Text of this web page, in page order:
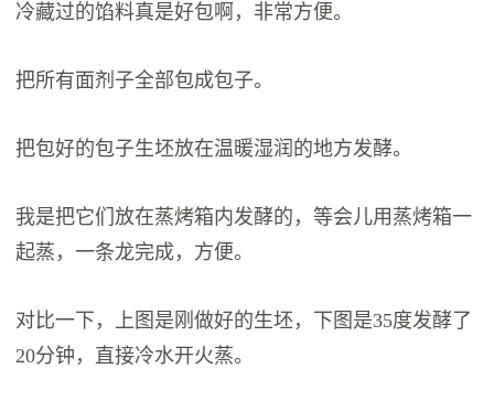
冷藏过的馅料真是好包啊，非常方便。
把所有面剂子全部包成包子。
把包好的包子生坯放在温暖湿润的地方发酵。
我是把它们放在蒸烤箱内发酵的，等会儿用蒸烤箱一
起蒸，一条龙完成，方便。
对比一下，上图是刚做好的生坯，下图是35度发酵了
20分钟，直接冷水开火蒸。